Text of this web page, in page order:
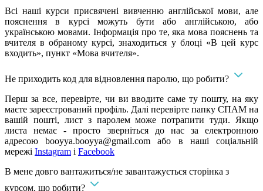
Всі наші курси присвячені вивченню англійської мови, але
пояснення в курсі можуть бути або англійською, або
українською мовами. Інформація про те, яка мова пояснень та
вчителя в обраному курсі, знаходиться у блоці «В цей курс
входить», пункт «Мова вчителя».
Не приходить код для відновлення паролю, що робити?
Перш за все, перевірте, чи ви вводите саме ту пошту, на яку
маєте зареєстрований профіль. Далі перевірте папку СПАМ на
вашій пошті, лист з паролем може потрапити туди. Якщо
листа немає - просто зверніться до нас за електронною
адресоюbooyya.booyya@gmail.com або в наші соціальній
мережі Instagram і Facebook
В мене довго вантажиться/не завантажується сторінка з
курсом, що робити?